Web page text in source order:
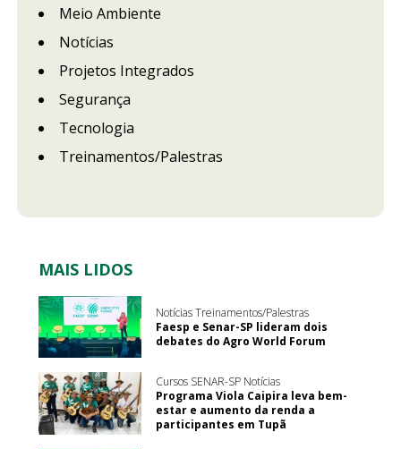
Meio Ambiente
Notícias
Projetos Integrados
Segurança
Tecnologia
Treinamentos/Palestras
MAIS LIDOS
Notícias Treinamentos/Palestras
Faesp e Senar-SP lideram dois
debates do Agro World Forum
Cursos SENAR-SP Notícias
Programa Viola Caipira leva bem-
estar e aumento da renda a
participantes em Tupã